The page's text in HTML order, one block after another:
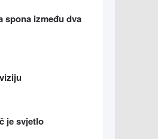
spona između dva
je svjetlo